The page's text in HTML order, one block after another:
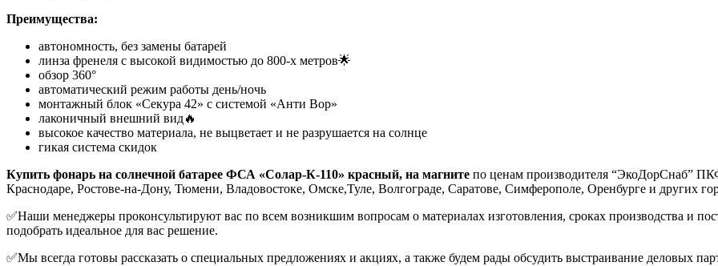
Преимущества:
автономность, без замены батарей
линза френеля с высокой видимостью до 800-х метров🌟
обзор 360°
автоматический режим работы день/ночь
монтажный блок «Секура 42» с системой «Анти Вор»
лаконичный внешний вид🔥
высокое качество материала, не выцветает и не разрушается на солнце
гикая система скидок
Купить фонарь на солнечной батарее ФСА «Солар-К-110» красный, на магните по ценам производителя “ЭкоДорСнаб”
Краснодаре, Ростове-на-Дону, Тюмени, Владовостоке, Омске,Туле, Волгограде, Саратове, Симферополе, Оренбурге и других
✅Наши менеджеры проконсультируют вас по всем возникшим вопросам о материалах изготовления, сроках производства и
подобрать идеальное для вас решение.
✅Мы всегда готовы рассказать о специальных предложениях и акциях, а также будем рады обсудить выстраивание деловых